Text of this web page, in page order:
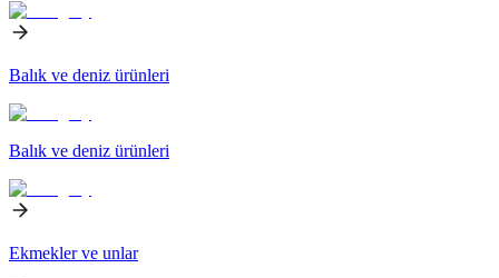
Balık ve deniz ürünleri
Balık ve deniz ürünleri
Ekmekler ve unlar